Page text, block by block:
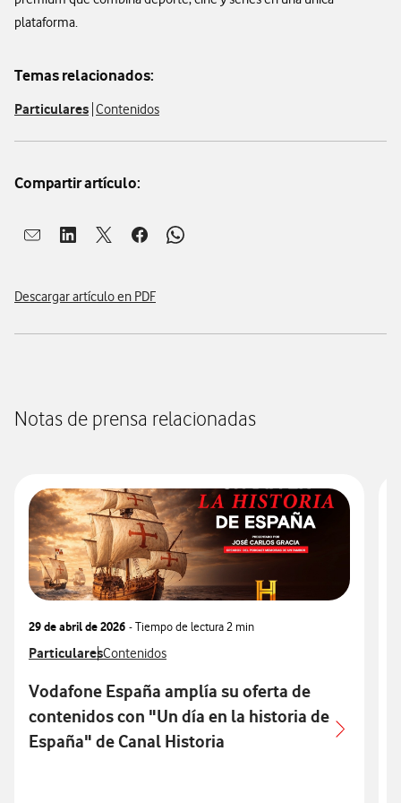
plataforma.
Temas relacionados:
Particulares Contenidos
Compartir artículo:
Abrir ventana para compartir en mail
Abrir ventana para compartir en linkedin
Abrir ventana para compartir en twitter
Abrir ventana para compartir en facebook
Abrir ventana para compartir en
Descargar artículo en PDF
Notas de prensa relacionadas
29 de abril de 2026 - Tiempo de lectura2 min
Ver más notas de prensa relacionados con
ParticularesVer más notas de prensa relacionados con
Contenidos
Vodafone España amplía su oferta de
contenidos con "Un día en la historia de
España" de Canal Historia